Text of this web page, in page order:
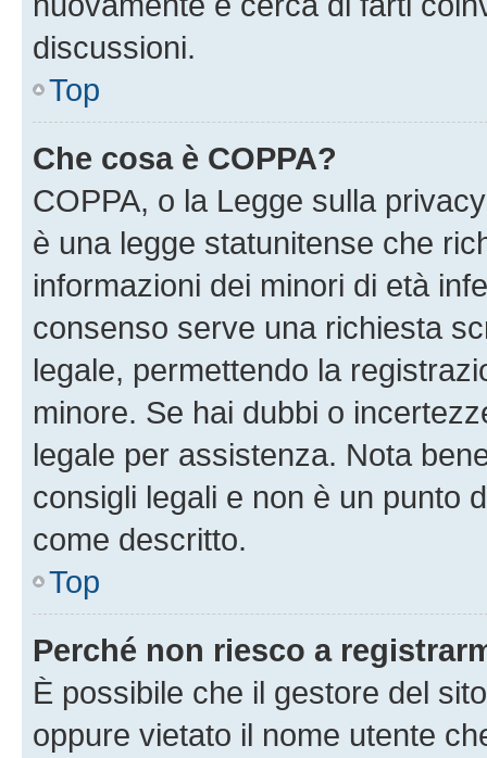
discussioni.
Top
Che cosa è COPPA?
COPPA, o la Legge sulla
è una legge statunitense che
informazioni dei minori di età
consenso serve una richiesta
legale, permettendo la
minore. Se hai dubbi o
legale per assistenza. Nota
consigli legali e non è un punto
come descritto.
Top
Perché non riesco a
È possibile che il gestore del
oppure vietato il nome utente